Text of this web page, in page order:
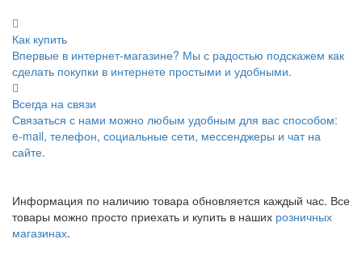
Как купить
Впервые в интернет-магазине? Мы с радостью подскажем как
сделать покупки в интернете простыми и удобными.
Всегда на связи
Связаться с нами можно любым удобным для вас способом:
e-mail, телефон, социальные сети, мессенджеры и чат на
сайте.
Информация по наличию товара обновляется каждый час. Все
товары можно просто приехать и купить в наших розничных
магазинах.